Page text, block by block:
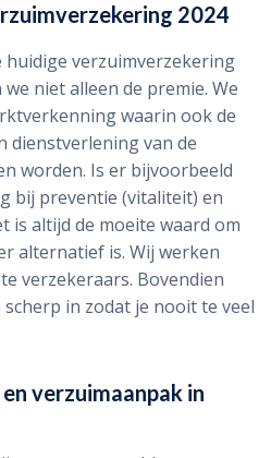
2024
huidige verzuimverzekering
niet alleen de premie. We
waarin ook de
dienstverlening van de
worden. Is er bijvoorbeeld
bij preventie (vitaliteit) en
is altijd de moeite waard om
alternatief is. Wij werken
verzekeraars. Bovendien
in zodat je nooit te veel
verzuimaanpak in